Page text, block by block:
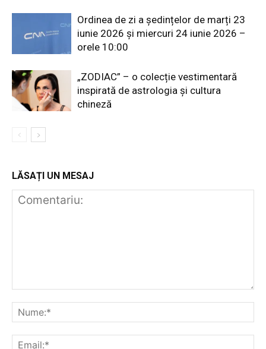
Ordinea de zi a ședințelor de marți 23
iunie 2026 și miercuri 24 iunie 2026 –
orele 10:00
„ZODIAC” – o colecție vestimentară
inspirată de astrologia și cultura
chineză
LĂSAȚI UN MESAJ